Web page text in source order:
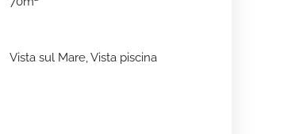
Vista sul Mare, Vista piscina